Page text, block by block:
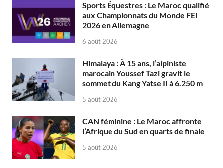
Sports Équestres : Le Maroc qualifié
aux Championnats du Monde FEI
2026 en Allemagne
6 août 2026
Himalaya : À 15 ans, l’alpiniste
marocain Youssef Tazi gravit le
sommet du Kang Yatse II à 6.250 m
5 août 2026
CAN féminine : Le Maroc affronte
l’Afrique du Sud en quarts de finale
5 août 2026